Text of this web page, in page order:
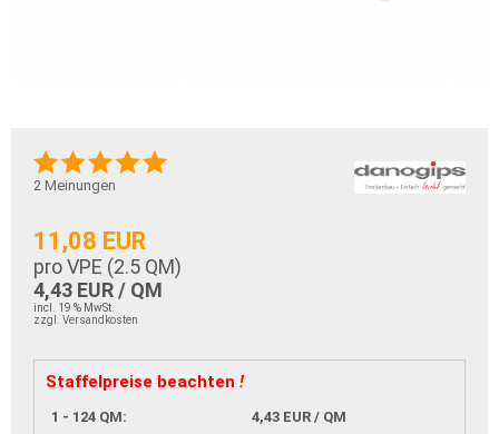
2 Meinungen
11,08 EUR
pro VPE (2.5 QM)
4,43 EUR / QM
incl. 19 % MwSt.
zzgl. Versandkosten
Staffelpreise beachten !
1 - 124 QM:
4,43 EUR / QM